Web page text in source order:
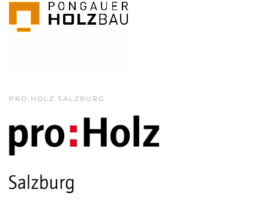
PRO:HOLZ SALZBURG